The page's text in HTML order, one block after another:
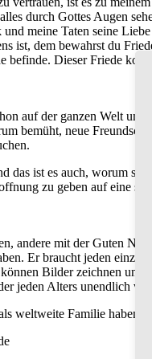
durch Gottes Augen
meine Taten seine
ist, dem bewahrst du
befinde. Dieser Friede
auf der ganzen Welt
bemüht, neue
das ist es auch, worum
zu geben auf eine
andere mit der Guten
Er braucht jeden
Bilder zeichnen und
jeden Alters unendlich
weltweite Familie